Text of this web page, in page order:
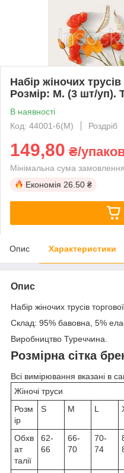
Набір жіночих
Розмір: M. (3 шт/уп).
В наявності
Код: 44001-6(M)
Роздріб
149,80 ₴/
Мінімальна сума
Економія 26.50 ₴
Опис Характеристики
Опис
Набір жіночих трусів
Склад: 95% бавовна, 5%
Виробництво Туреччина.
Розмірна сітка
Всі вимірювання вказані в
Жіночі труси
Розм
ір
S M L
Обхв
ат
талії
62-
66
66-
70
70-
74